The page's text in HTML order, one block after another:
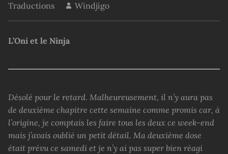
Traductions
Windjigo
L’Oni et le Ninja
Désolé pour le retard. Malheureusement, il n’y aura pas
de deuxième chapitre cette semaine comme promis car, à
l’origine, je comptais les faire tous les deux ce week-end
mais j’avais oublié un petit détail. Ma deuxième dose
était prévu ce samedi et je n’y ai pas super bien réagi